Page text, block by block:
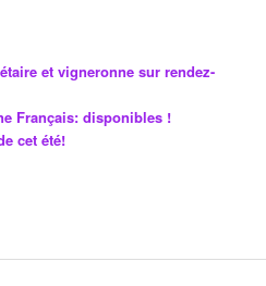
et vigneronne sur rendez-
Français: disponibles !
cet été!